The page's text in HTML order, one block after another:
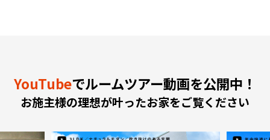
YouTubeでルームツアー動画を公開中！
お施主様の理想が叶ったお家をご覧ください